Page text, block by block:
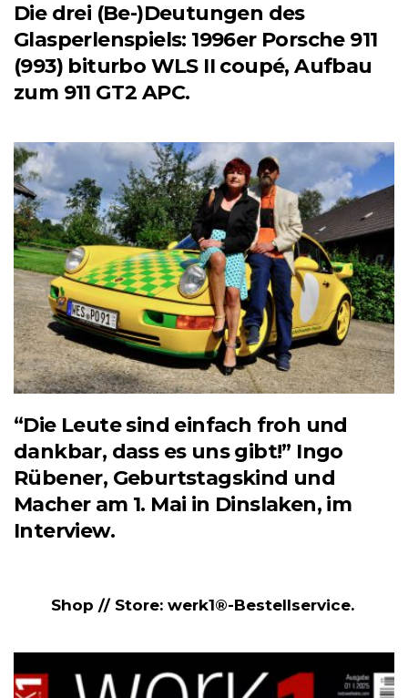
Die drei (Be-)Deutungen des
Glasperlenspiels: 1996er Porsche 911
(993) biturbo WLS II coupé, Aufbau
zum 911 GT2 APC.
“Die Leute sind einfach froh und
dankbar, dass es uns gibt!” Ingo
Rübener, Geburtstagskind und
Macher am 1. Mai in Dinslaken, im
Interview.
Shop // Store: werk1®-Bestellservice.